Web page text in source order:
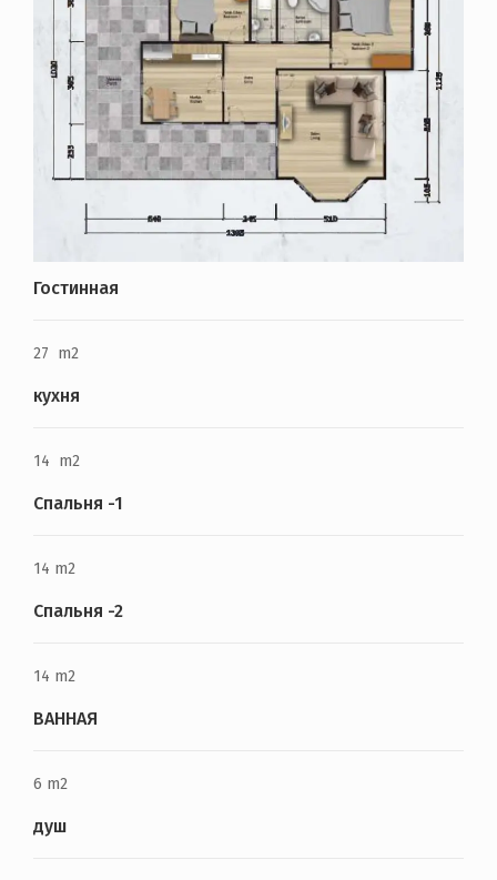
Гостинная
27 m2
кухня
14 m2
Спальня -1
14 m2
Спальня -2
14 m2
ВАННАЯ
6 m2
душ